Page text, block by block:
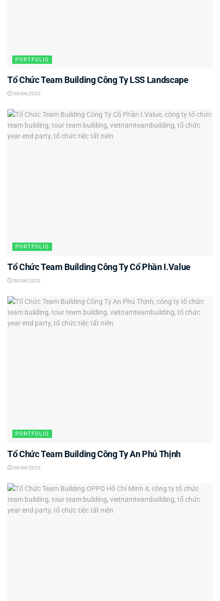
PORTFOLIO
Tổ Chức Team Building Công Ty LSS Landscape
08/06/2022
PORTFOLIO
Tổ Chức Team Building Công Ty Cổ Phần I.Value
08/06/2022
PORTFOLIO
Tổ Chức Team Building Công Ty An Phú Thịnh
08/06/2022